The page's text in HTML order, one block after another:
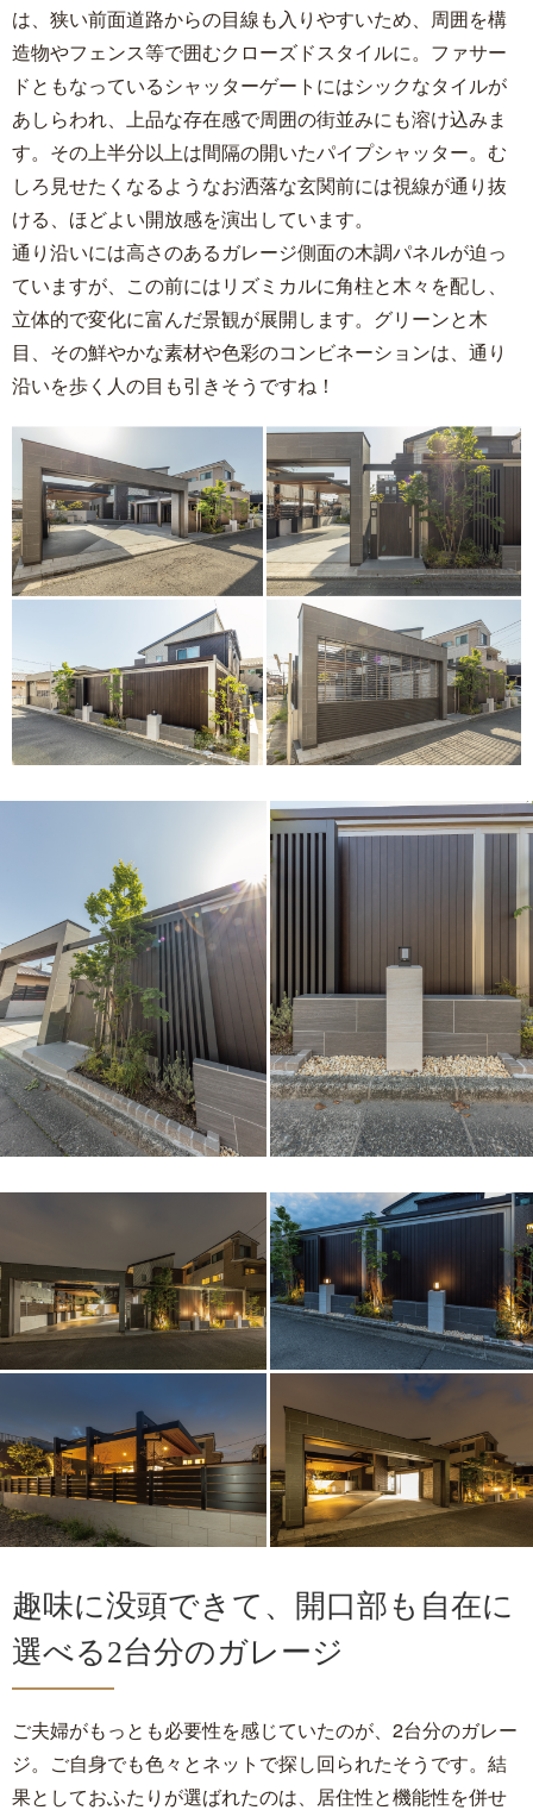
は、狭い前面道路からの目線も入りやすいため、周囲を構
造物やフェンス等で囲むクローズドスタイルに。ファサー
ドともなっているシャッターゲートにはシックなタイルが
あしらわれ、上品な存在感で周囲の街並みにも溶け込みま
す。その上半分以上は間隔の開いたパイプシャッター。む
しろ見せたくなるようなお洒落な玄関前には視線が通り抜
ける、ほどよい開放感を演出しています。
通り沿いには高さのあるガレージ側面の木調パネルが迫っ
ていますが、この前にはリズミカルに角柱と木々を配し、
立体的で変化に富んだ景観が展開します。グリーンと木
目、その鮮やかな素材や色彩のコンビネーションは、通り
沿いを歩く人の目も引きそうですね！
趣味に没頭できて、開口部も自在に
選べる2台分のガレージ
ご夫婦がもっとも必要性を感じていたのが、2台分のガレー
ジ。ご自身でも色々とネットで探し回られたそうです。結
果としておふたりが選ばれたのは、居住性と機能性を併せ